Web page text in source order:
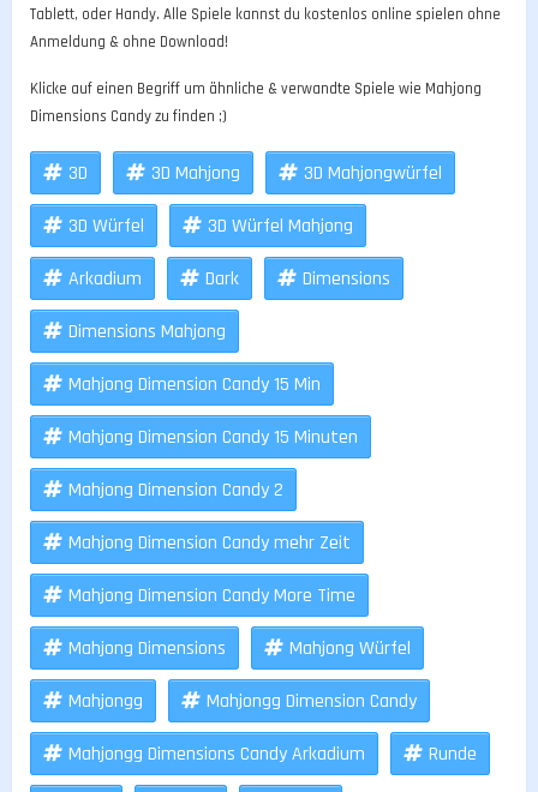
Tablett, oder Handy. Alle Spiele kannst du kostenlos online spielen ohne
Anmeldung & ohne Download!
Klicke auf einen Begriff um ähnliche & verwandte Spiele wie Mahjong
Dimensions Candy zu finden ;)
3D 3D Mahjong 3D Mahjongwürfel
3D Würfel 3D Würfel Mahjong
Arkadium Dark Dimensions
Dimensions Mahjong
Mahjong Dimension Candy 15 Min
Mahjong Dimension Candy 15 Minuten
Mahjong Dimension Candy 2
Mahjong Dimension Candy mehr Zeit
Mahjong Dimension Candy More Time
Mahjong Dimensions Mahjong Würfel
Mahjongg Mahjongg Dimension Candy
Mahjongg Dimensions Candy Arkadium Runde